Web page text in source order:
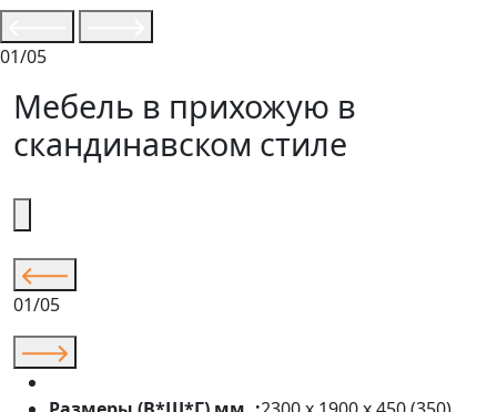
01/05
Мебель в прихожую в
скандинавском стиле
01/05